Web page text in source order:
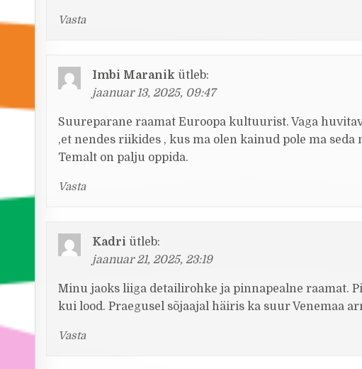
Vasta
Imbi Maranik ütleb:
jaanuar 13, 2025, 09:47
Suureparane raamat Euroopa kultuurist. Vaga
,et nendes riikides , kus ma olen kainud pole ma
Temalt on palju oppida.
Vasta
Kadri ütleb:
jaanuar 21, 2025, 23:19
Minu jaoks liiga detailirohke ja pinnapealne raamat.
kui lood. Praegusel sõjaajal häiris ka suur Venemaa
Vasta